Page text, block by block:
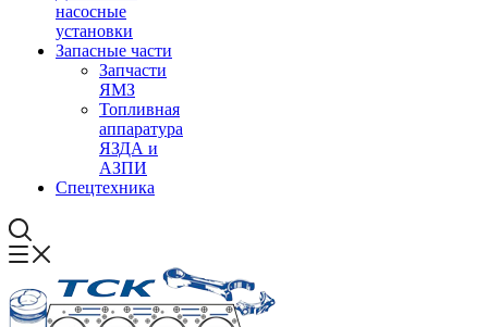
насосные
установки
Запасные части
Запчасти
ЯМЗ
Топливная
аппаратура
ЯЗДА и
АЗПИ
Спецтехника